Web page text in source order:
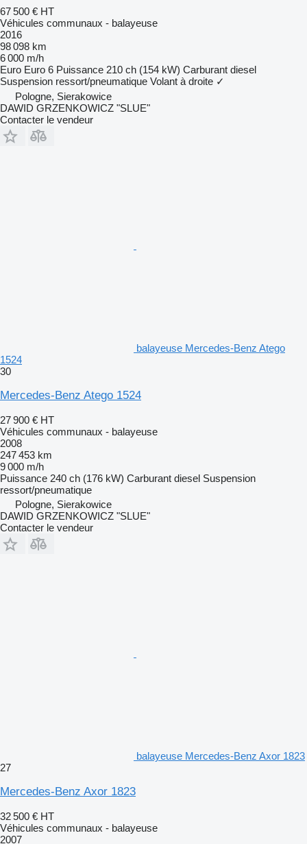
67 500 € HT
Véhicules communaux - balayeuse
2016
98 098 km
6 000 m/h
Euro Euro 6 Puissance 210 ch (154 kW) Carburant diesel
Suspension ressort/pneumatique Volant à droite ✓
Pologne, Sierakowice
DAWID GRZENKOWICZ "SLUE"
Contacter le vendeur
balayeuse Mercedes-Benz Atego
1524
30
Mercedes-Benz Atego 1524
27 900 € HT
Véhicules communaux - balayeuse
2008
247 453 km
9 000 m/h
Puissance 240 ch (176 kW) Carburant diesel Suspension
ressort/pneumatique
Pologne, Sierakowice
DAWID GRZENKOWICZ "SLUE"
Contacter le vendeur
balayeuse Mercedes-Benz Axor 1823
27
Mercedes-Benz Axor 1823
32 500 € HT
Véhicules communaux - balayeuse
2007